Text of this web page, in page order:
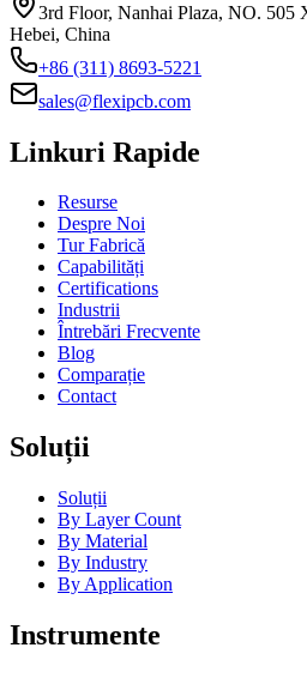
3rd Floor, Nanhai Plaza, NO. 505
Hebei, China
+86 (311) 8693-5221
sales@flexipcb.com
Linkuri Rapide
Resurse
Despre Noi
Tur Fabrică
Capabilități
Certifications
Industrii
Întrebări Frecvente
Blog
Comparație
Contact
Soluții
Soluții
By Layer Count
By Material
By Industry
By Application
Instrumente